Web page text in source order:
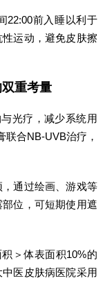
22:00前入睡以利于
运动，避免皮肤擦
重考量
光疗，减少系统用
合NB-UVB治疗，
通过绘画、游戏等
位，可短期使用遮
＞体表面积10%的
医皮肤病医院采用